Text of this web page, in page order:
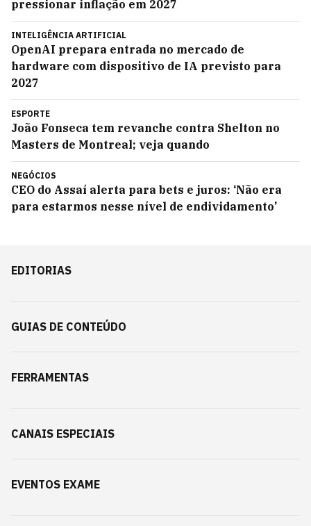
pressionar inflação em 2027
INTELIGÊNCIA ARTIFICIAL
OpenAI prepara entrada no mercado de
hardware com dispositivo de IA previsto para
2027
ESPORTE
João Fonseca tem revanche contra Shelton no
Masters de Montreal; veja quando
NEGÓCIOS
CEO do Assaí alerta para bets e juros: ‘Não era
para estarmos nesse nível de endividamento’
EDITORIAS
GUIAS DE CONTEÚDO
FERRAMENTAS
CANAIS ESPECIAIS
EVENTOS EXAME